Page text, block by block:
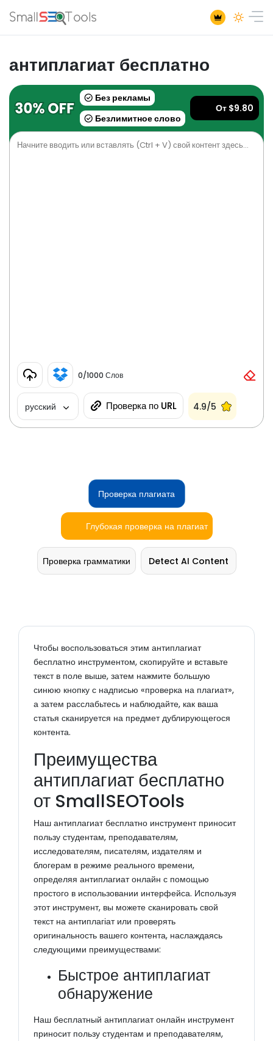
антиплагиат бесплатно
Без рекламы
Безлимитное слово
От $9.80
0/1000 Слов
русский Проверка по URL 4.9/5
Проверка плагиата
Глубокая проверка на плагиат
Проверка грамматики Detect AI Content
Чтобы воспользоваться этим антиплагиат
бесплатно инструментом, скопируйте и вставьте
текст в поле выше, затем нажмите большую
синюю кнопку с надписью «проверка на плагиат»,
а затем расслабьтесь и наблюдайте, как ваша
статья сканируется на предмет дублирующегося
контента.
Преимущества
антиплагиат бесплатно
от SmallSEOTools
Наш антиплагиат бесплатно инструмент приносит
пользу студентам, преподавателям,
исследователям, писателям, издателям и
блогерам в режиме реального времени,
определяя антиплагиат онлайн с помощью
простого в использовании интерфейса. Используя
этот инструмент, вы можете сканировать свой
текст на антиплагіат или проверять
оригинальность вашего контента, наслаждаясь
следующими преимуществами:
Быстрое антиплагиат
обнаружение
Наш бесплатный антиплагиат онлайн инструмент
приносит пользу студентам и преподавателям,